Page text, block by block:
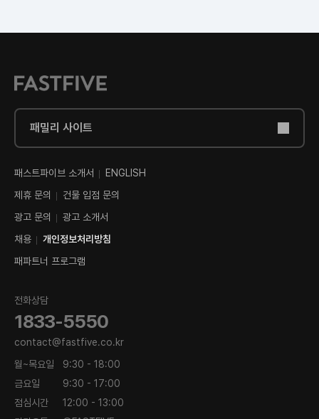
패스트파이브 소개서
ENGLISH
제휴 문의
건물 입점 문의
광고 문의
광고 소개서
채용
개인정보처리방침
패파트너 프로그램
패밀리 사이트
전화상담
1833-5550
contact@fastfive.co.kr
월~목요일
9:30 - 18:00
금요일
9:30 - 17:00
점심시간
12:00 - 13:00